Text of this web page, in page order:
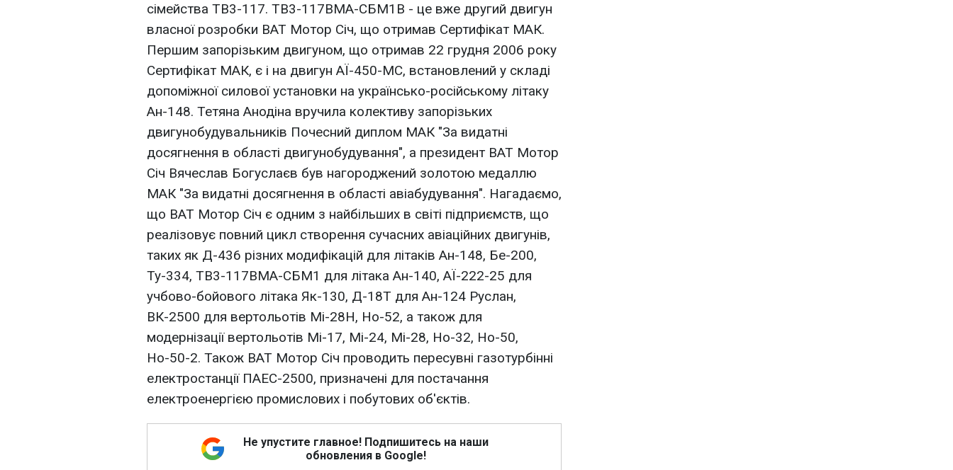
сімейства ТВ3-117. ТВ3-117ВМА-СБМ1В - це вже другий двигун
власної розробки ВАТ Мотор Сiч, що отримав Сертифікат МАК.
Першим запорізьким двигуном, що отримав 22 грудня 2006 року
Сертифікат МАК, є i на двигун АЇ-450-МС, встановлений у складі
допоміжної силової установки на українсько-російському літаку
Ан-148. Тетяна Анодіна вручила колективу запорізьких
двигунобудувальникiв Почесний диплом МАК "За видатні
досягнення в області двигунобудування", а президент ВАТ Мотор
Сiч Вячеслав Богуслаєв був нагороджений золотою медаллю
МАК "За видатні досягнення в області авіабудування". Нагадаємо,
що ВАТ Мотор Сiч є одним з найбільших в світі підприємств, що
реалізовує повний цикл створення сучасних авіаційних двигунів,
таких як Д-436 різних модифікацій для літаків Ан-148, Бе-200,
Ту-334, ТВ3-117ВМА-СБМ1 для літака Ан-140, АЇ-222-25 для
учбово-бойового літака Як-130, Д-18Т для Ан-124 Руслан,
ВК-2500 для вертольотів Мі-28Н, Но-52, а також для
модернізації вертольотів Мі-17, Мі-24, Мі-28, Но-32, Но-50,
Но-50-2. Також ВАТ Мотор Сiч проводить пересувні газотурбінні
електростанції ПАЕС-2500, призначені для постачання
електроенергією промислових і побутових об'єктiв.
Не упустите главное! Подпишитесь на наши
обновления в Google!